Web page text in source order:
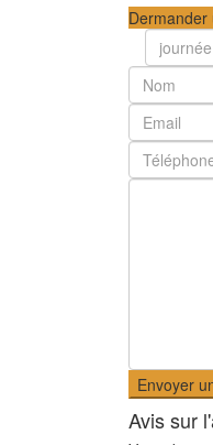
Dermander
Avis sur